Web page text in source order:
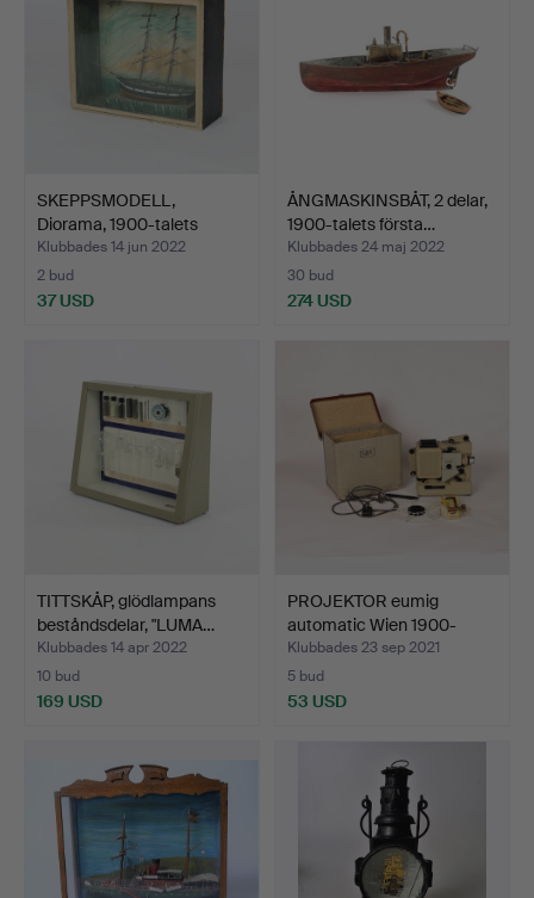
SKEPPSMODELL,
Diorama, 1900-talets
början.
Klubbades 14 jun 2022
2 bud
37 USD
ÅNGMASKINSBÅT, 2 delar,
1900-talets första…
Klubbades 24 maj 2022
30 bud
274 USD
TITTSKÅP, glödlampans
beståndsdelar, "LUMA…
Klubbades 14 apr 2022
10 bud
169 USD
PROJEKTOR eumig
automatic Wien 1900-
talets…
Klubbades 23 sep 2021
5 bud
53 USD